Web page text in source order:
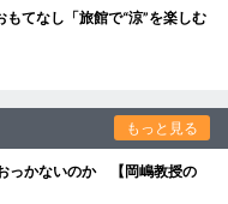
もてなし「旅館で“涼”を楽しむ
もっと見る
っかないのか 【岡嶋教授の